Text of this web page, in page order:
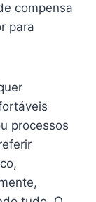
compensa
para
processos